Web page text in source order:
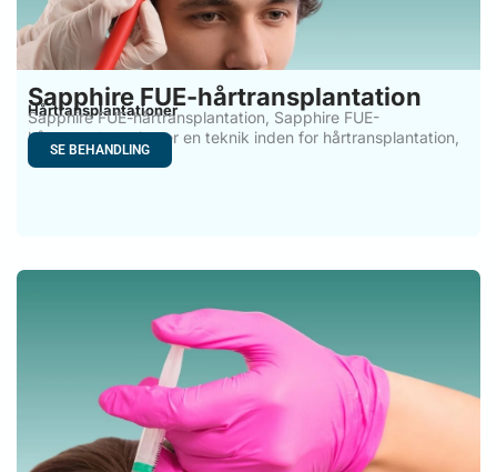
Sapphire FUE-hårtransplantation
Hårtransplantationer
Sapphire FUE-hårtransplantation, Sapphire FUE-
hårtransplantation er en teknik inden for hårtransplantation,
SE BEHANDLING